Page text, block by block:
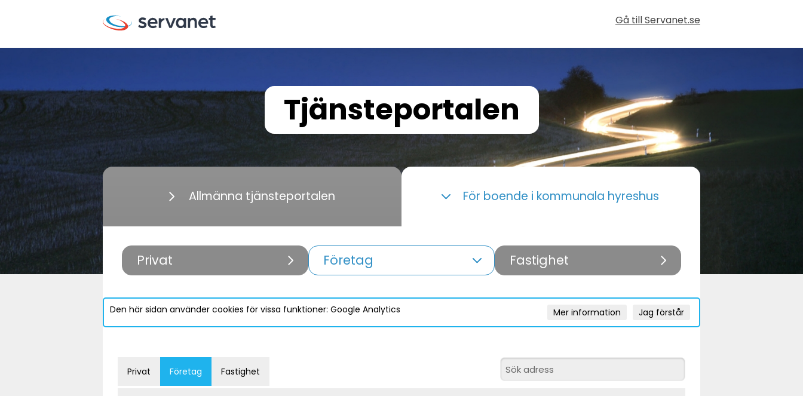
Gå till Servanet.se
Tjänsteportalen
Allmänna tjänsteportalen För boende i kommunala hyreshus
Privat Företag Fastighet
Den här sidan använder cookies för vissa funktioner: Google Analytics Jag förstår
Mer information
Privat Företag Fastighet